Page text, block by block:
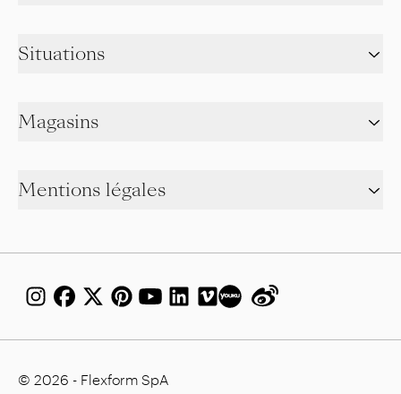
Situations
Magasins
Mentions légales
© 2026 - Flexform SpA